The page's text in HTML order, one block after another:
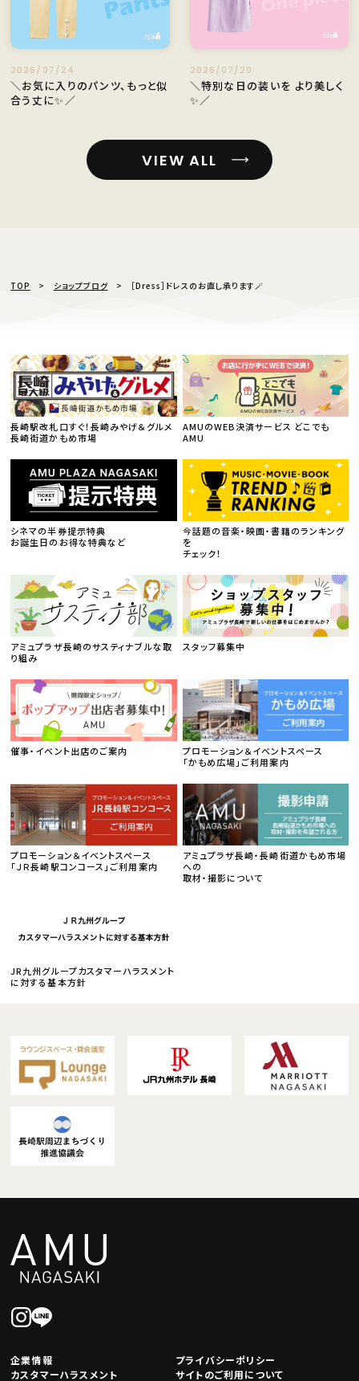
2026/07/24
＼お気に入りのパンツ、もっと似
合う丈に✨／
2026/07/20
＼特別な日の装いを より美しく
✨／
VIEW ALL
TOP ショップブログ ［Dress］ドレスのお直し承ります🪄
長崎駅改札口すぐ！長崎みやげ＆グルメ
長崎街道かもめ市場
AMUのWEB決済サービス どこでも
AMU
シネマの半券提示特典
お誕生日のお得な特典など
今話題の音楽・映画・書籍のランキング
を
チェック！
アミュプラザ長崎のサスティナブルな取
り組み
スタッフ募集中
催事・イベント出店のご案内
プロモーション＆イベントスペース
「かもめ広場」ご利用案内
プロモーション＆イベントスペース
「ＪＲ長崎駅コンコース」ご利用案内
アミュプラザ長崎・長崎街道かもめ市場
への
取材・撮影について
JR九州グループカスタマーハラスメント
に対する基本方針
企業情報
プライバシーポリシー
カスタマーハラスメント
サイトのご利用について